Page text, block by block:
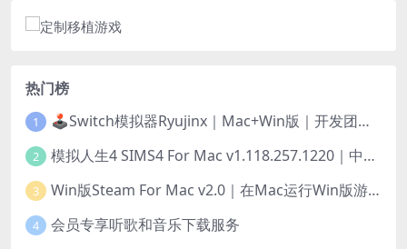
热门榜
1 🕹️Switch模拟器Ryujinx｜Mac+Win版｜开发团队已解散此乃最后的绝唱版本
2 模拟人生4 SIMS4 For Mac v1.118.257.1220｜中文原生版｜无限金币｜全100DLC
3 Win版Steam For Mac v2.0｜在Mac运行Win版游戏！｜升级GPTK4.0支持！
4 会员专享听歌和音乐下载服务